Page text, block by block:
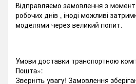
Відправляємо замовлення з
робочих днів , іноді можливі
моделями через великий попит.
Умови доставки транспортною
Пошта»:
Зверніть увагу! Замовлення